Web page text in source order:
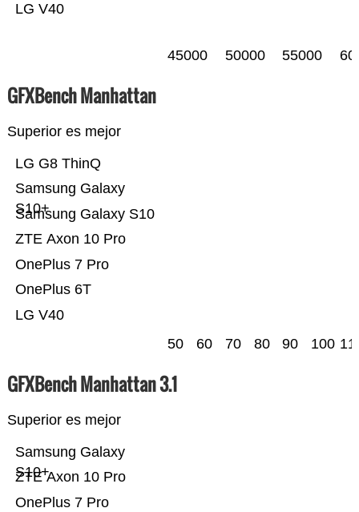
LG V40
45000 50000 55000
GFXBench Manhattan
Superior es mejor
LG V40
OnePlus 6T
OnePlus 7 Pro
ZTE Axon 10 Pro
Samsung Galaxy S10
Samsung Galaxy
S10+
LG G8 ThinQ
50 60 70 80 90 100
GFXBench Manhattan 3.1
Superior es mejor
OnePlus 7 Pro
ZTE Axon 10 Pro
Samsung Galaxy
S10+